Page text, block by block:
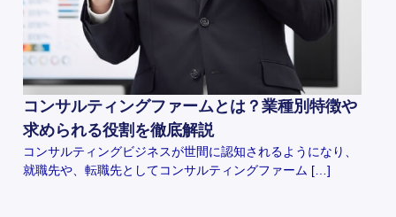
コンサルティングファームとは？業種別特徴や
求められる役割を徹底解説
コンサルティングビジネスが世間に認知されるようになり、
就職先や、転職先としてコンサルティングファーム […]